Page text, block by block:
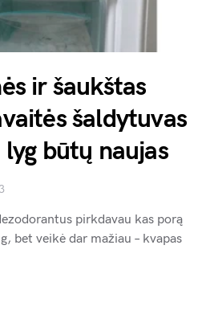
ir šaukštas
šaldytuvas
būtų naujas
pirkdavau kas porą
bet veikė dar mažiau – kvapas